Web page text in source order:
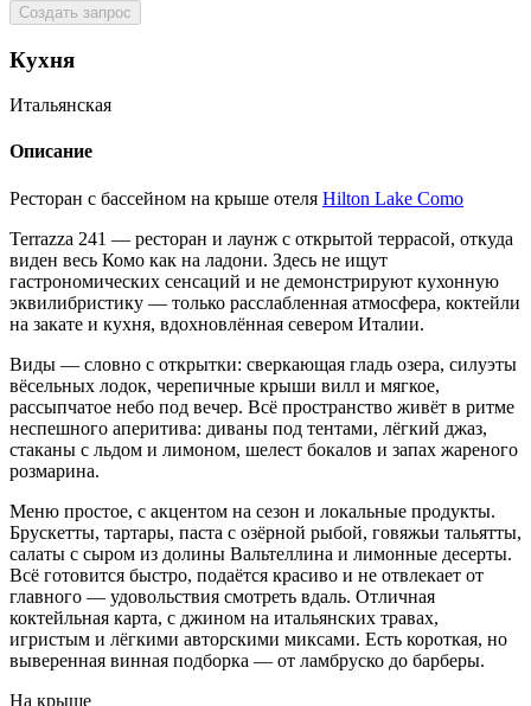
Создать запрос
Кухня
Итальянская
Описание
Ресторан с бассейном на крыше отеля Hilton Lake Como
Terrazza 241 — ресторан и лаунж с открытой террасой, откуда
виден весь Комо как на ладони. Здесь не ищут
гастрономических сенсаций и не демонстрируют кухонную
эквилибристику — только расслабленная атмосфера, коктейли
на закате и кухня, вдохновлённая севером Италии.
Виды — словно с открытки: сверкающая гладь озера, силуэты
вёсельных лодок, черепичные крыши вилл и мягкое,
рассыпчатое небо под вечер. Всё пространство живёт в ритме
неспешного аперитива: диваны под тентами, лёгкий джаз,
стаканы с льдом и лимоном, шелест бокалов и запах жареного
розмарина.
Меню простое, с акцентом на сезон и локальные продукты.
Брускетты, тартары, паста с озёрной рыбой, говяжьи тальятты,
салаты с сыром из долины Вальтеллина и лимонные десерты.
Всё готовится быстро, подаётся красиво и не отвлекает от
главного — удовольствия смотреть вдаль. Отличная
коктейльная карта, с джином на итальянских травах,
игристым и лёгкими авторскими миксами. Есть короткая, но
выверенная винная подборка — от ламбруско до барберы.
На крыше